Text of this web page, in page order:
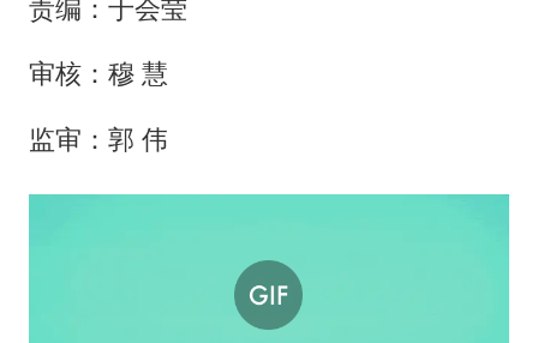
责编：于会莹
审核：穆 慧
监审：郭 伟